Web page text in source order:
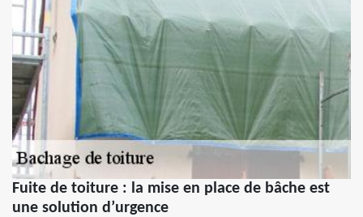
Fuite de toiture : la mise en place de bâche est
une solution d’urgence